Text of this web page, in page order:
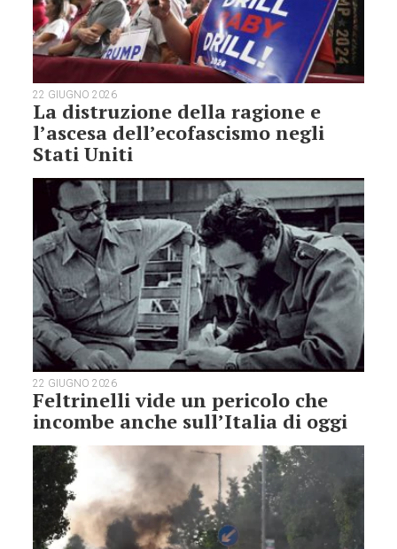
22 GIUGNO 2026
La distruzione della ragione e
l’ascesa dell’ecofascismo negli
Stati Uniti
22 GIUGNO 2026
Feltrinelli vide un pericolo che
incombe anche sull’Italia di oggi